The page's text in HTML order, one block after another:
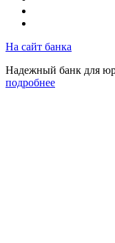
На сайт банка
Надежный банк для
подробнее